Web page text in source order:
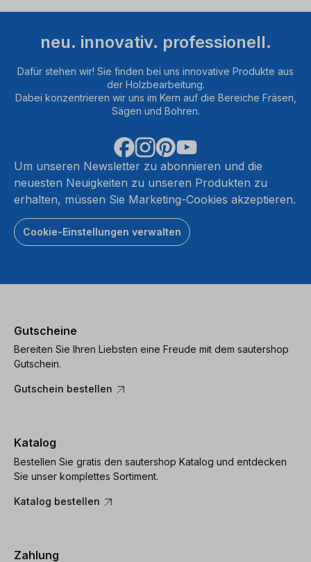
neu. innovativ. professionell.
Dafür stehen wir! Sie finden bei uns innovative Produkte aus
der Holzbearbeitung.
Dabei konzentrieren wir uns im Kern auf die Bereiche Fräsen,
Sägen und Bohren.
Um unseren Newsletter zu abonnieren und die
neuesten Neuigkeiten zu unseren Produkten zu
erhalten, müssen Sie Marketing-Cookies akzeptieren.
Cookie-Einstellungen verwalten
Gutscheine
Bereiten Sie Ihren Liebsten eine Freude mit dem sautershop
Gutschein.
Gutschein bestellen
Katalog
Bestellen Sie gratis den sautershop Katalog und entdecken
Sie unser komplettes Sortiment.
Katalog bestellen
Zahlung